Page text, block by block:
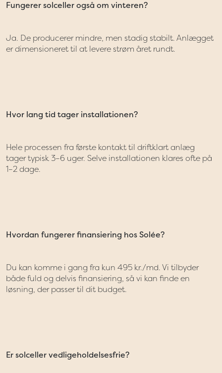
Fungerer solceller også om vinteren?
Ja. De producerer mindre, men stadig stabilt. Anlægget
er dimensioneret til at levere strøm året rundt.
Hvor lang tid tager installationen?
Hele processen fra første kontakt til driftklart anlæg
tager typisk 3–6 uger. Selve installationen klares ofte på
1–2 dage.
Hvordan fungerer finansiering hos Solée?
Du kan komme i gang fra kun 495 kr./md. Vi tilbyder
både fuld og delvis finansiering, så vi kan finde en
løsning, der passer til dit budget.
Er solceller vedligeholdelsesfrie?